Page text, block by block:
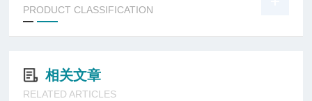
PRODUCT CLASSIFICATION
相关文章
RELATED ARTICLES